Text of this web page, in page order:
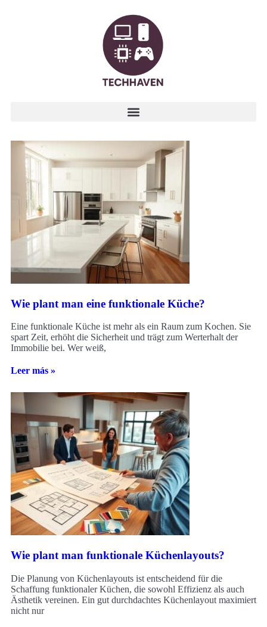
Wie plant man eine funktionale Küche?
Eine funktionale Küche ist mehr als ein Raum zum Kochen. Sie
spart Zeit, erhöht die Sicherheit und trägt zum Werterhalt der
Immobilie bei. Wer weiß,
Leer más »
Wie plant man funktionale Küchenlayouts?
Die Planung von Küchenlayouts ist entscheidend für die
Schaffung funktionaler Küchen, die sowohl Effizienz als auch
Ästhetik vereinen. Ein gut durchdachtes Küchenlayout maximiert
nicht nur